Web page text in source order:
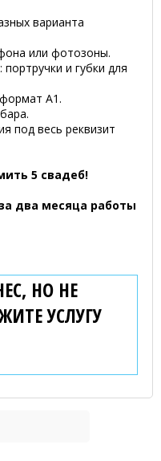
варианта
или фотозоны.
и губки для
А1.
под весь реквизит
5 свадеб!
два месяца работы
НО НЕ
УСЛУГУ